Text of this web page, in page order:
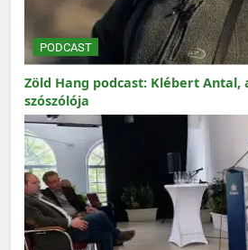
PODCAST
Zöld Hang podcast: Klébert Antal,
szószólója